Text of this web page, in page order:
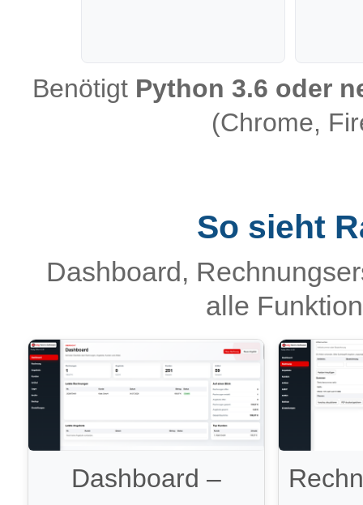
Benötigt Python 3.6 oder
(Chrome,
So sieht
Dashboard,
alle
Dashboard –